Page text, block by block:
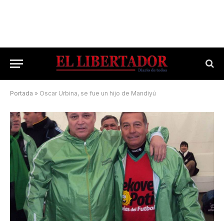
Portada » Oscar Urbina, se fue un hijo de Mandiyú